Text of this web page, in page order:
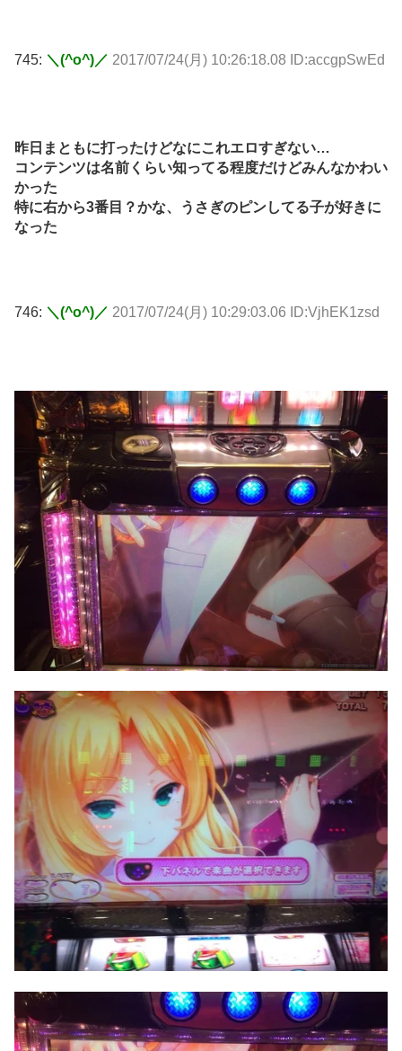
745: ＼(^o^)／ 2017/07/24(月) 10:26:18.08 ID:accgpSwEd
昨日まともに打ったけどなにこれエロすぎない…
コンテンツは名前くらい知ってる程度だけどみんなかわい
かった
特に右から3番目？かな、うさぎのピンしてる子が好きに
なった
746: ＼(^o^)／ 2017/07/24(月) 10:29:03.06 ID:VjhEK1zsd